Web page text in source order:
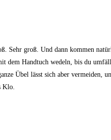
Sehr groß. Und dann kommen
dem Handtuch wedeln, bis du
Übel lässt sich aber vermeiden,
Klo.